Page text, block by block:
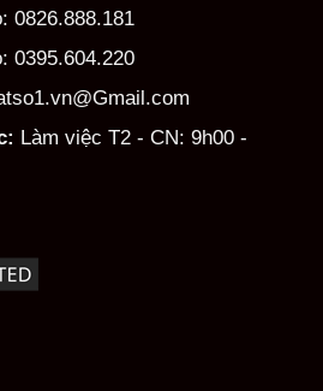
0826.888.181
0395.604.220
Làm việc T2 - CN: 9h00 -